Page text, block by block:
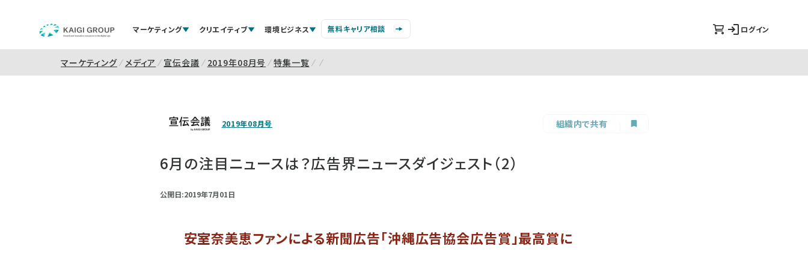
マーケティング クリエイティブ 環境ビジネス 無料キャリア相談 ログイン
マーケティング メディア 宣伝会議 2019年08月号 特集一覧
2019年08月号 組織内で共有
6月の注目ニュースは？広告界ニュースダイジェスト（2）
公開日:2019年7月01日
安室奈美恵ファンによる新聞広告「沖縄広告協会広告賞」最高賞に